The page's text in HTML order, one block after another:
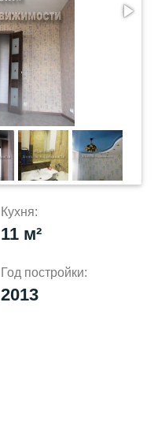
Кухня:
11 м²
Год постройки:
2013